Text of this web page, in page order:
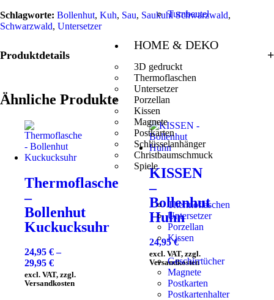
Turnbeutel
HOME & DEKO
3D gedruckt
Thermoflaschen
Untersetzer
Porzellan
Kissen
Magnete
Postkarten
Schlüsselanhänger
Christbaumschmuck
Spiele
Thermoflaschen
Untersetzer
Porzellan
Kissen
Geschirrtücher
Magnete
Postkarten
Postkartenhalter
Schlagworte: Bollenhut, Kuh, Sau, Saukuhl Schwarzwald,
Schwarzwald, Untersetzer
Produktdetails
Ähnliche Produkte
Thermoflasche
–
Bollenhut
Kuckucksuhr
24,95 €–
29,95 €
excl. VAT, zzgl.
Versandkosten
KISSEN
–
Bollenhut
Huhn
24,95€
excl. VAT, zzgl.
Versandkosten